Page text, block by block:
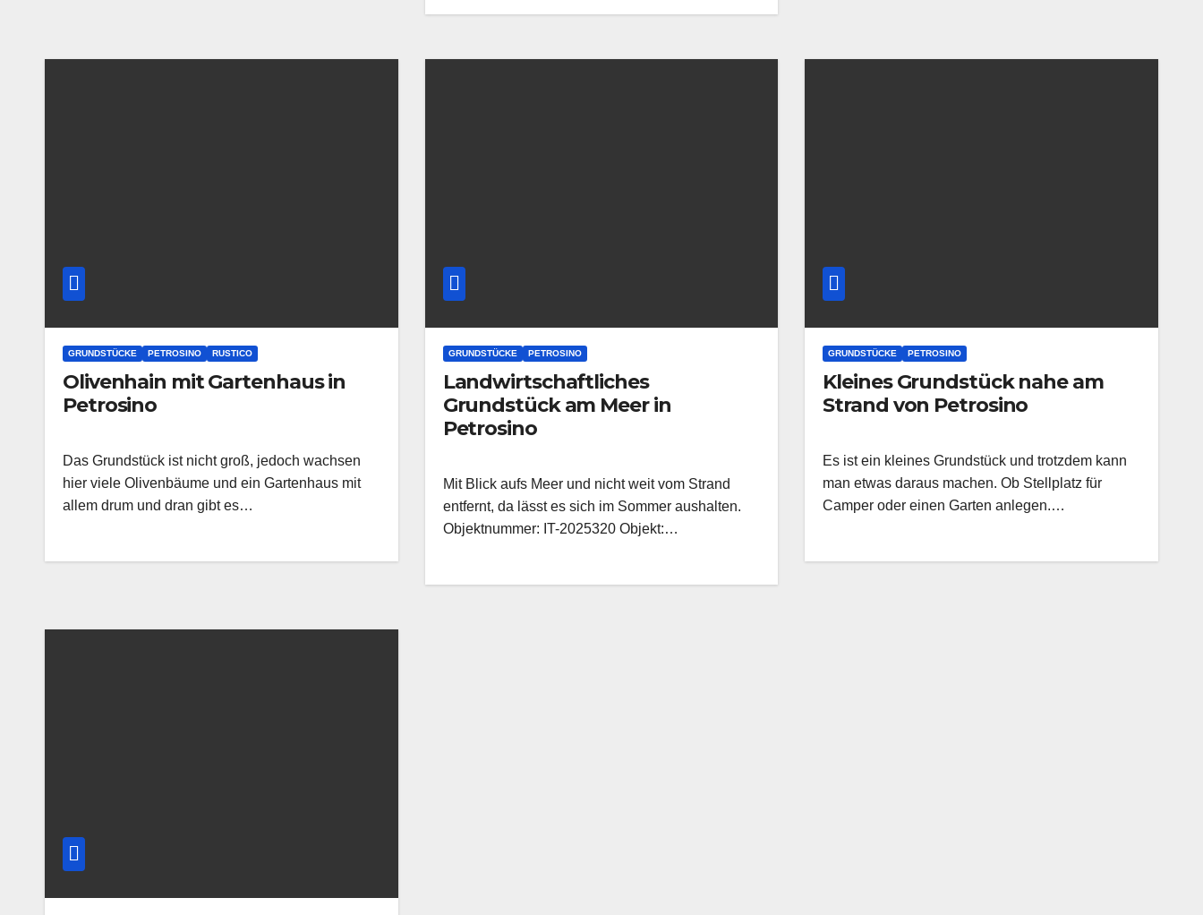
GRUNDSTÜCKE PETROSINO RUSTICO
Olivenhain mit Gartenhaus in
Petrosino
Das Grundstück ist nicht groß, jedoch wachsen
hier viele Olivenbäume und ein Gartenhaus mit
allem drum und dran gibt es…
GRUNDSTÜCKE PETROSINO
Landwirtschaftliches
Grundstück am Meer in
Petrosino
Mit Blick aufs Meer und nicht weit vom Strand
entfernt, da lässt es sich im Sommer aushalten.
Objektnummer: IT-2025320 Objekt:…
GRUNDSTÜCKE PETROSINO
Kleines Grundstück nahe am
Strand von Petrosino
Es ist ein kleines Grundstück und trotzdem kann
man etwas daraus machen. Ob Stellplatz für
Camper oder einen Garten anlegen.…